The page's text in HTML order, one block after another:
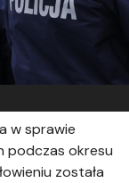
w sprawie
podczas okresu
została